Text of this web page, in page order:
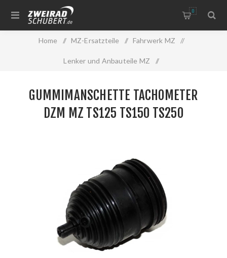
0
Home / MZ-Ersatzteile / Fahrwerk MZ /
Lenker und Anbauteile MZ /
GUMMIMANSCHETTE TACHOMETER
DZM MZ TS125 TS150 TS250